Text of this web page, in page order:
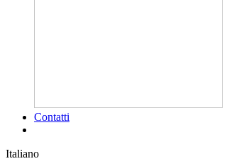
Contatti
Italiano